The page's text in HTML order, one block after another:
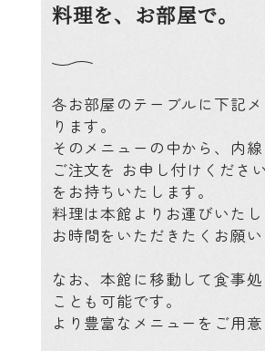
料理を、お部屋で。
各お部屋のテーブルに下記
ります。
そのメニューの中から、内
ご注文を お申し付けくださ
をお持ちいたします。
料理は本館よりお運びいたし
お時間をいただきたくお願い
なお、本館に移動して食事
ことも可能です。
より豊富なメニューをご用意